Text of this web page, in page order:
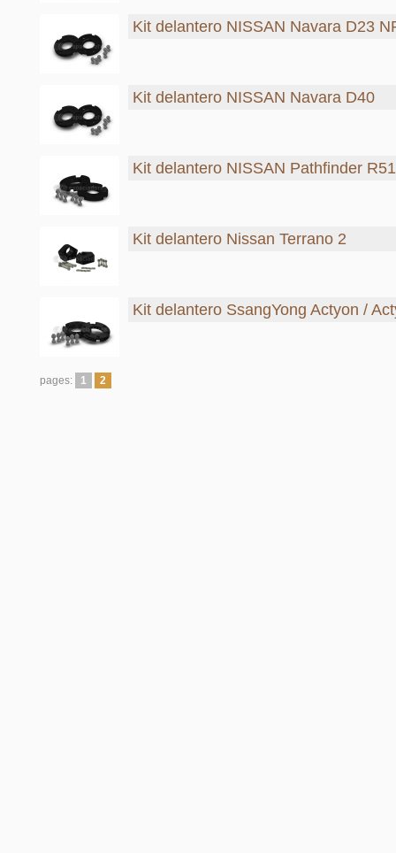
Kit delantero NISSAN Navara D23
Kit delantero NISSAN Navara D40
Kit delantero NISSAN Pathfinder R51
Kit delantero Nissan Terrano 2
Kit delantero SsangYong Actyon /
pages: 1 2